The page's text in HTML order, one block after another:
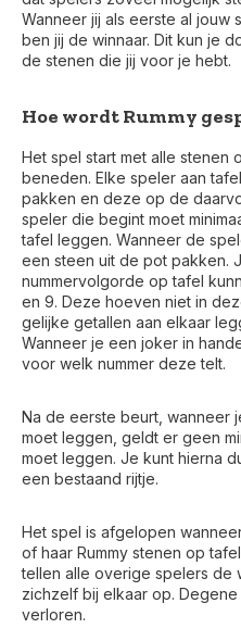
Wanneer jij als eerste al
ben jij de winnaar. Dit kun je
de stenen die jij voor je hebt.
Hoe wordt Rummy
Het spel start met alle stenen
beneden. Elke speler aan
pakken en deze op de
speler die begint moet
tafel leggen. Wanneer de
een steen uit de pot pakken.
nummervolgorde op tafel
en 9. Deze hoeven niet in
gelijke getallen aan elkaar
Wanneer je een joker in
voor welk nummer deze telt.
Na de eerste beurt, wanneer
moet leggen, geldt er geen
moet leggen. Je kunt hierna
een bestaand rijtje.
Het spel is afgelopen
of haar Rummy stenen op
tellen alle overige spelers de
zichzelf bij elkaar op.
verloren.